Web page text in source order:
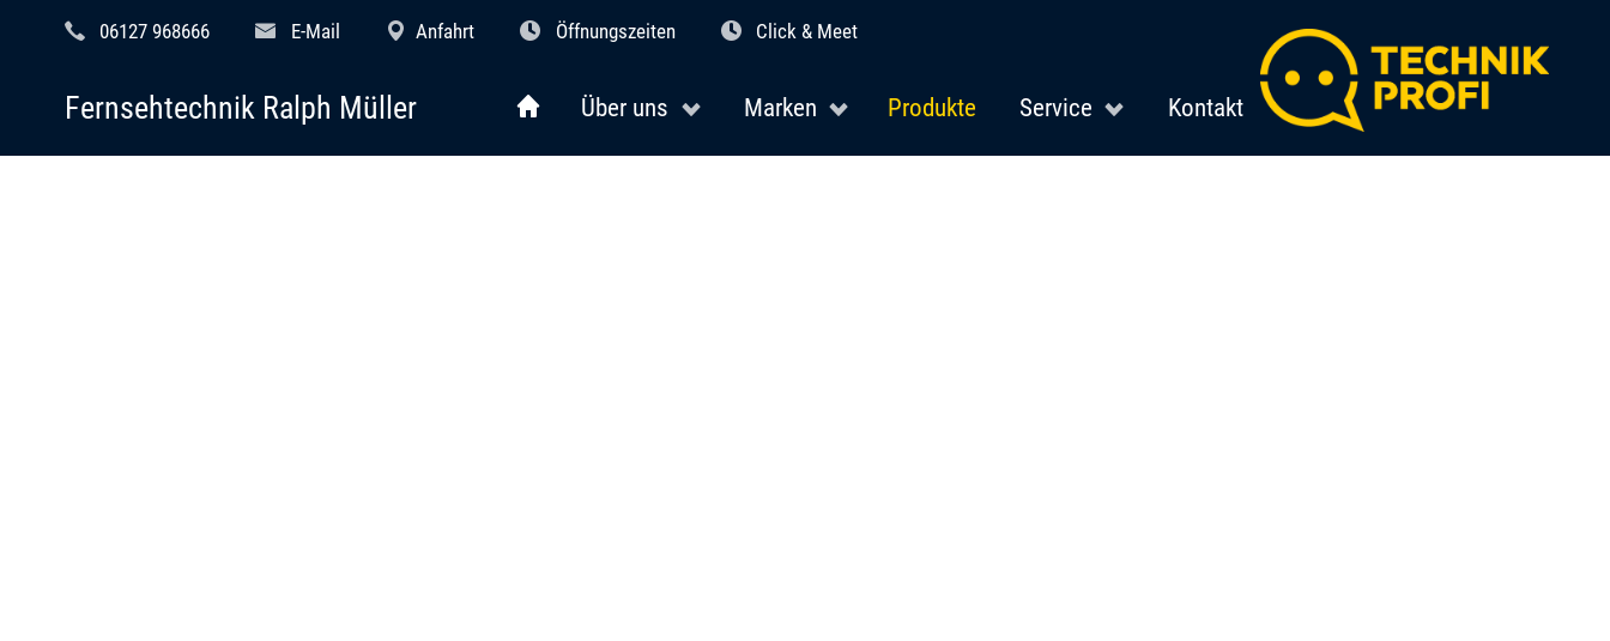
06127 968666 E-Mail Anfahrt Öffnungszeiten Click & Meet
Über uns Marken Produkte Service Kontakt
Fernsehtechnik Ralph Müller